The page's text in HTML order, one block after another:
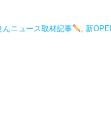
んニュース取材記事 , 新